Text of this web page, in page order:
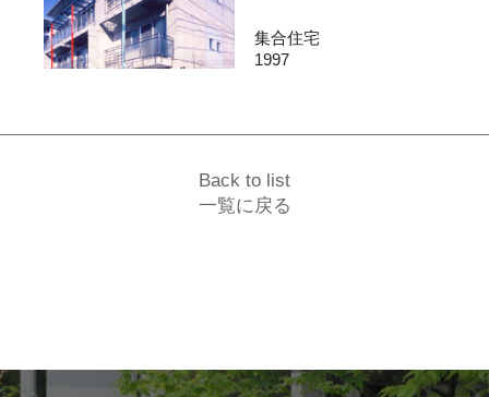
集合住宅
1997
Back to list
一覧に戻る